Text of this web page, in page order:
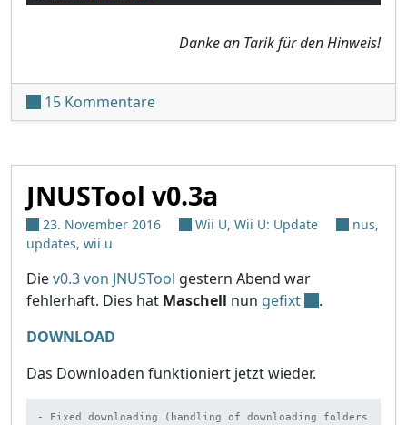
Danke an Tarik für den Hinweis!
15 Kommentarezu ChoiDujourNX – Switch-Updates
JNUSTool v0.3a
23. November 2016 Wii U, Wii U: Update nus,
updates, wii u
Diev0.3 von JNUSTool gestern Abend war
fehlerhaft. Dies hat Maschell nun gefixt
.
DOWNLOAD
Das Downloaden funktioniert jetzt wieder.
- Fixed downloading (handling of downloading folders